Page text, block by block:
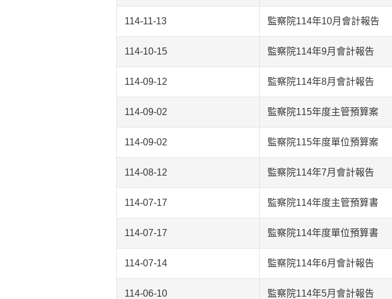
114-11-13 監察院114年10月會計報告
114-10-15 監察院114年9月會計報告
114-09-12 監察院114年8月會計報告
114-09-02 監察院115年度主管預算案
114-09-02 監察院115年度單位預算案
114-08-12 監察院114年7月會計報告
114-07-17 監察院114年度主管預算書
114-07-17 監察院114年度單位預算書
114-07-14 監察院114年6月會計報告
114-06-10 監察院114年5月會計報告